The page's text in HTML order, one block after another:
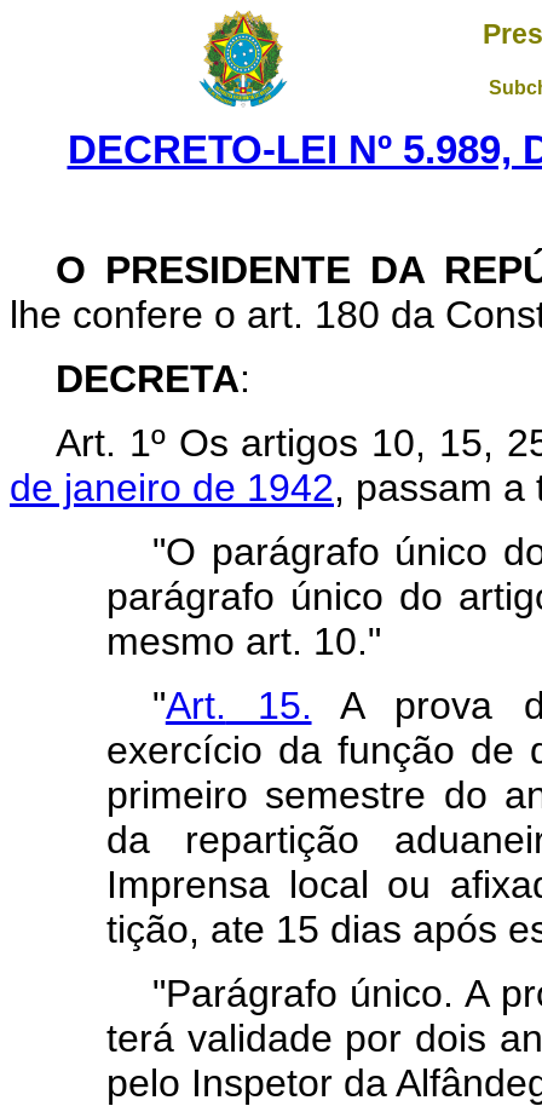
DECRETO-LEI Nº 5.989,
O PRESIDENTE DA
lhe confere o art. 180 da
DECRETA:
Art. 1º Os artigos 10, 15,
de janeiro de 1942, passam a
"O parágrafo único
parágrafo único do
mesmo art. 10."
"Art. 15. A prova
exercício da função de
primeiro semestre do
da repartição
Imprensa local ou
tição, ate 15 dias após
"Parágrafo único. A
terá validade por dois
pelo Inspetor da